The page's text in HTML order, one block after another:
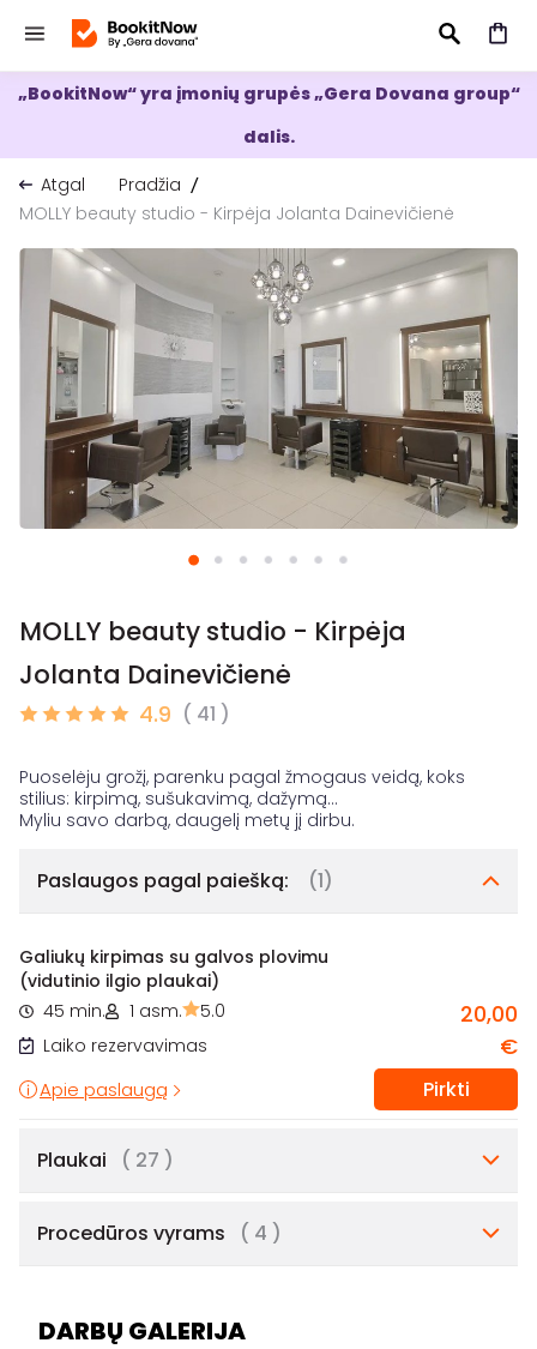
IEŠKOTI
„BookitNow“ yra įmonių grupės „Gera Dovana group“
dalis.
Atgal
Pradžia
MOLLY beauty studio - Kirpėja Jolanta Dainevičienė
MOLLY beauty studio - Kirpėja
Jolanta Dainevičienė
4.9 ( 41 )
Puoselėju grožį, parenku pagal žmogaus veidą, koks
stilius: kirpimą, sušukavimą, dažymą...
Paslaugos pagal paiešką: (1)
Galiukų kirpimas su galvos plovimu
(vidutinio ilgio plaukai)
45 min.
1 asm.
5.0
Laiko rezervavimas
20,00
€
Apie paslaugą Pirkti
Plaukai ( 27 )
Procedūros vyrams ( 4 )
DARBŲ GALERIJA